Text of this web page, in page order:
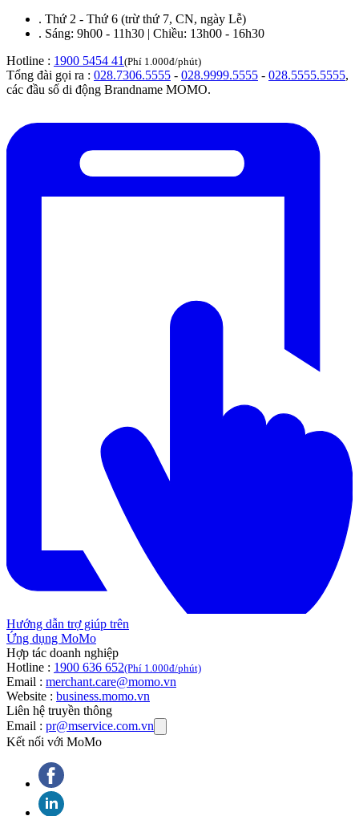
. Thứ 2 - Thứ 6 (trừ thứ 7, CN, ngày Lễ)
. Sáng: 9h00 - 11h30 | Chiều: 13h00 - 16h30
Hotline : 1900 5454 41(Phí 1.000đ/phút)
Tổng đài gọi ra : 028.7306.5555 - 028.9999.5555 - 028.5555.5555,
các đầu số di động Brandname MOMO.
Hướng dẫn trợ giúp trên
Ứng dụng MoMo
Hợp tác doanh nghiệp
Hotline : 1900 636 652(Phí 1.000đ/phút)
Email : merchant.care@momo.vn
Website : business.momo.vn
Liên hệ truyền thông
Email : pr@mservice.com.vn
Kết nối với MoMo